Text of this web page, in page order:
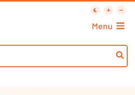
Menu